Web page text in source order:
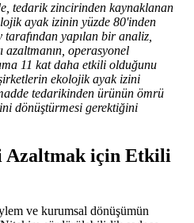
tedarik zincirinden kaynaklanan
ayak izinin yüzde 80'inden
tarafından yapılan bir analiz,
operasyonel
11 kat daha etkili olduğunu
ekolojik ayak izini
tedarikinden ürünün ömrü
dönüştürmesi gerektiğini
Azaltmak için Etkili
ve kurumsal dönüşümün